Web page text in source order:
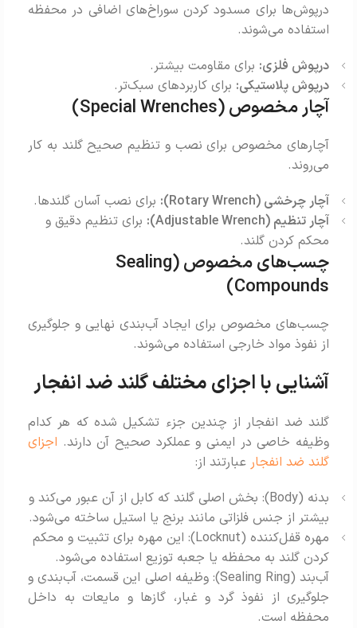
درپوش‌ها برای مسدود کردن سوراخ‌های اضافی در محفظه
استفاده می‌شوند.
درپوش فلزی: برای مقاومت بیشتر.
درپوش پلاستیکی: برای کاربردهای سبک‌تر.
آچار مخصوص (Special Wrenches)
آچارهای مخصوص برای نصب و تنظیم صحیح گلند به کار
می‌روند.
آچار چرخشی (Rotary Wrench):
برای نصب آسان گلندها.
آچار تنظیم (Adjustable Wrench):
برای تنظیم دقیق و
محکم کردن گلند.
چسب‌های مخصوص (Sealing
Compounds)
چسب‌های مخصوص برای ایجاد آب‌بندی نهایی و جلوگیری
از نفوذ مواد خارجی استفاده می‌شوند.
آشنایی با اجزای مختلف گلند ضد انفجار
گلند ضد انفجار از چندین جزء تشکیل شده که هر کدام
وظیفه خاصی در ایمنی و عملکرد صحیح آن دارند. اجزای
گلند ضد انفجار عبارتند از:
بدنه (Body): بخش اصلی گلند که کابل از آن عبور می‌کند و
بیشتر از جنس فلزاتی مانند برنج یا استیل ساخته می‌شود.
مهره قفل‌کننده (Locknut): این مهره برای تثبیت و محکم
کردن گلند به محفظه یا جعبه توزیع استفاده می‌شود.
آب‌بند (Sealing Ring): وظیفه اصلی این قسمت، آب‌بندی و
جلوگیری از نفوذ گرد و غبار، گازها و مایعات به داخل
محفظه است.